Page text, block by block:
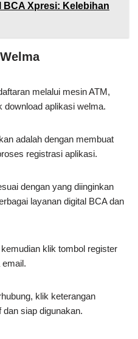
BCA Xpresi: Kelebihan
melalui mesin ATM,
download aplikasi welma.
adalah dengan membuat
registrasi aplikasi.
dengan yang diinginkan
layanan digital BCA dan
klik tombol register
klik keterangan
dan siap digunakan.